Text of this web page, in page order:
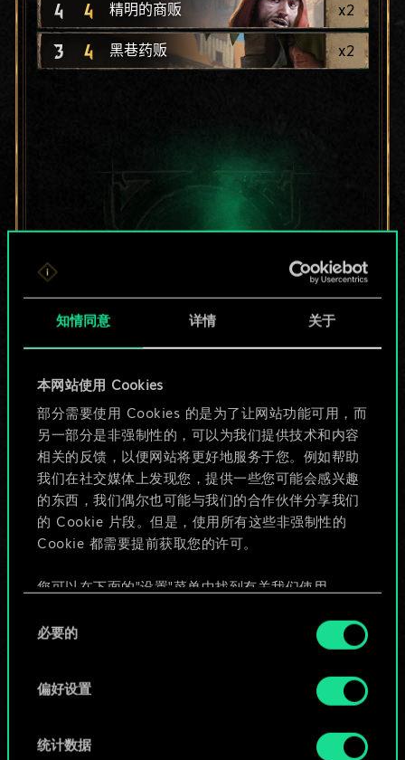
知情同意 详情 关于
本网站使用 Cookies
部分需要使用 Cookies 的是为了让网站功能可用，而
另一部分是非强制性的，可以为我们提供技术和内容
相关的反馈，以便网站将更好地服务于您。例如帮助
我们在社交媒体上发现您，提供一些您可能会感兴趣
的东西，我们偶尔也可能与我们的合作伙伴分享我们
的 Cookie 片段。但是，使用所有这些非强制性的
Cookie 都需要提前获取您的许可。
您可以在下面的"设置"菜单中找到有关我们使用
好。一旦您了解了其中的内容并准备好继续，请点
必要的
偏好设置
统计数据
4 4 精明的商贩 x2
3 4 黑巷药贩 x2
目前只是分享了一套
牌，但能做的不止这
些！
给牌组命名并撰写攻略